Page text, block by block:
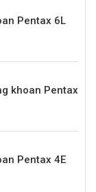
Pentax 6L
khoan Pentax
Pentax 4E